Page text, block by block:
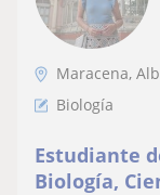
Maracena,
Biología
Estudiante
Biología,